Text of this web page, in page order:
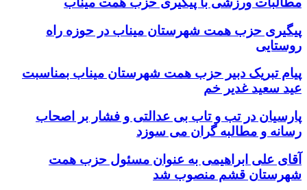
پیگیری حزب همت شهرستان میناب در حوزه راه
روستایی
پیام تبریک دبیر حزب همت شهرستان میناب بمناسبت
عید سعید غدیر خم
پارسیان در تب و تاب بی عدالتی و فشار بر اصحاب
رسانه و مطالبه گران می سوزد
آقای علی ابراهیمی به عنوان مسئول حزب همت
شهرستان قشم منصوب شد